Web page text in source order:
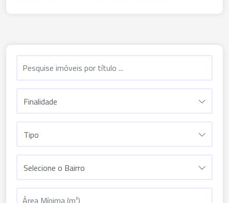
Finalidade
Tipo
Selecione o Bairro